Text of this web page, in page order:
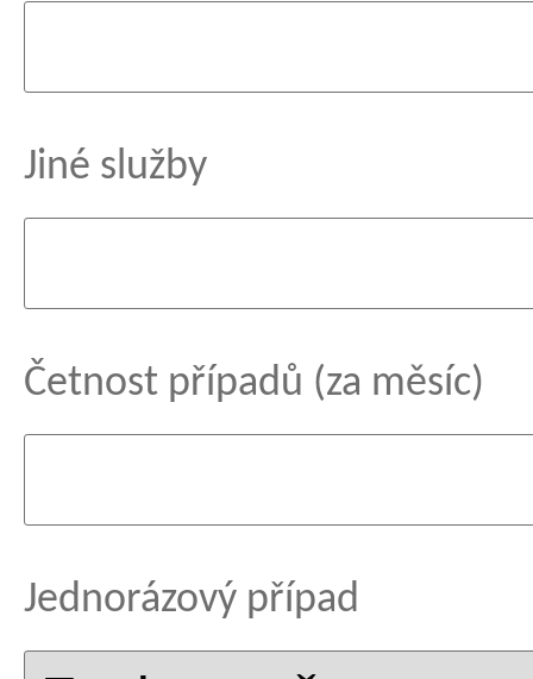
Jiné služby
Četnost případů (za měsíc)
Jednorázový případ